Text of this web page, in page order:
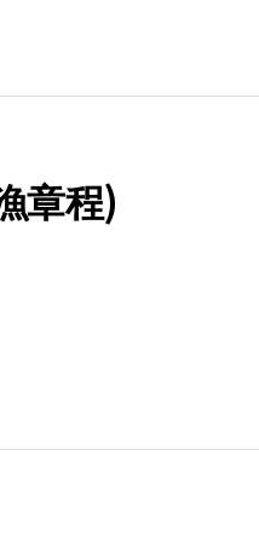
章程)